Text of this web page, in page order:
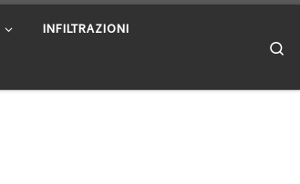
INFILTRAZIONI